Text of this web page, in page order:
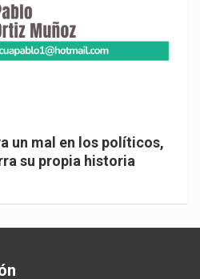
un mal en los políticos,
su propia historia